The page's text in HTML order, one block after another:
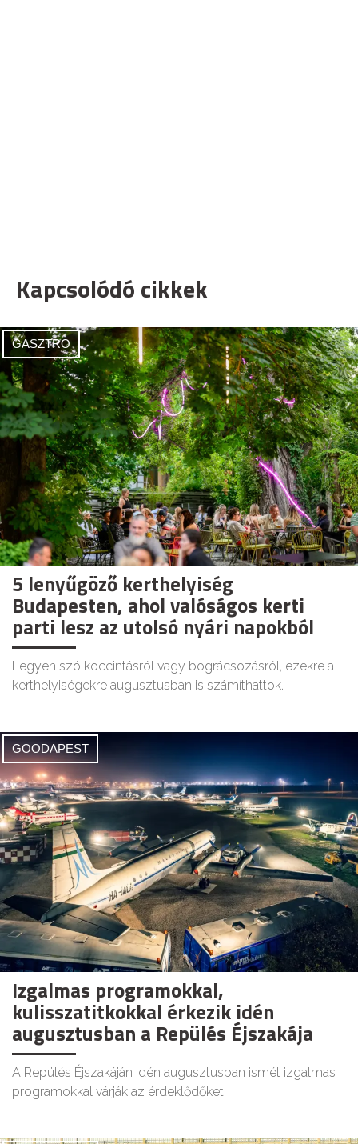
Kapcsolódó cikkek
GASZTRO
5 lenyűgöző kerthelyiség
Budapesten, ahol valóságos kerti
parti lesz az utolsó nyári napokból
Legyen szó koccintásról vagy bográcsozásról, ezekre a
kerthelyiségekre augusztusban is számíthattok.
GOODAPEST
Izgalmas programokkal,
kulisszatitkokkal érkezik idén
augusztusban a Repülés Éjszakája
A Repülés Éjszakáján idén augusztusban ismét izgalmas
programokkal várják az érdeklődőket.